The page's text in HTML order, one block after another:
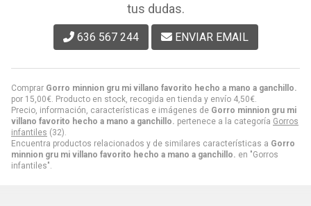
Comprar Gorro minnion gru mi villano favorito hecho a mano a ganchillo.
por 15,00€ . Producto en stock, recogida en tienda y envío 4,50€
Precio, información, características e imágenes de Gorro minnion gru mi
villano favorito hecho a mano a ganchillo. pertenece a la categoría Gorros
infantiles (32).
Encuentra productos relacionados y de similares características a Gorro
minnion gru mi villano favorito hecho a mano a ganchillo. en "Gorros
infantiles".
tus dudas.
636 567 244 ENVIAR EMAIL